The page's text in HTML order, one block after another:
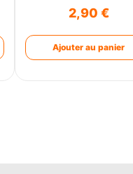
2,90 €
Ajouter au panier